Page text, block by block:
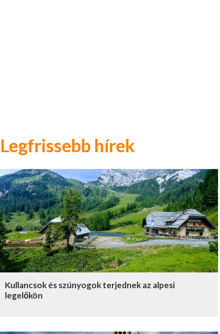
Legfrissebb hírek
Kullancsok és szúnyogok terjednek az alpesi
legelőkön